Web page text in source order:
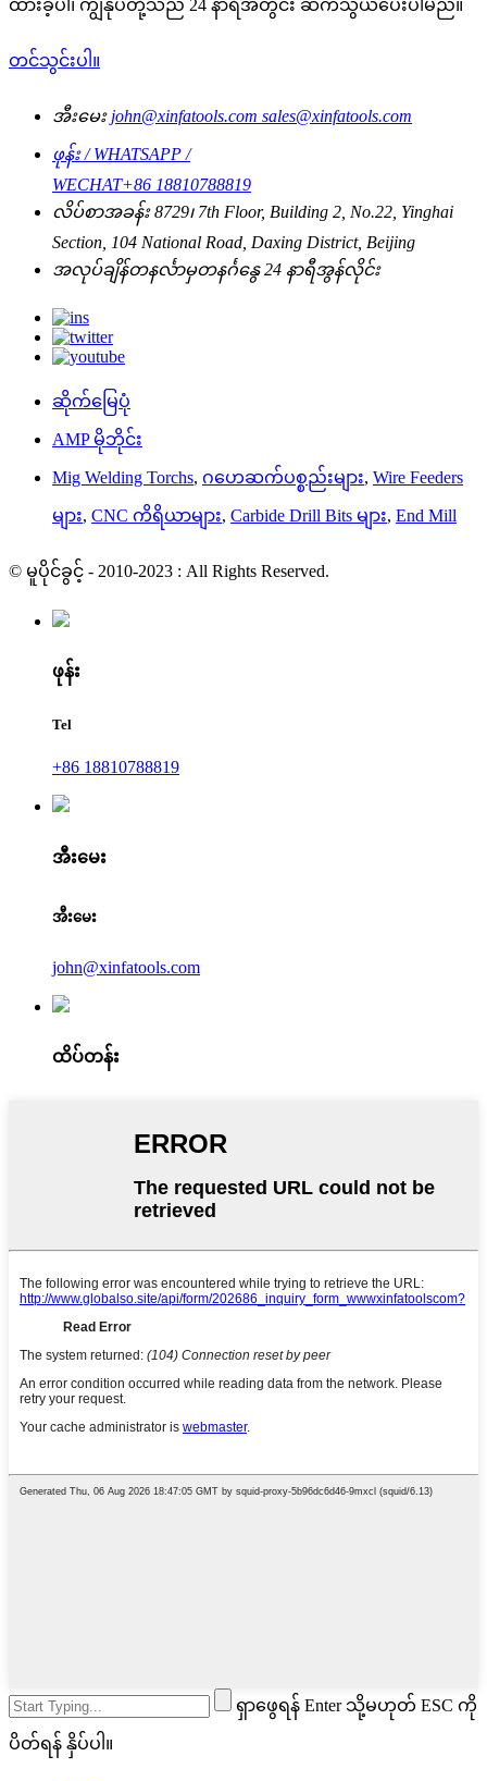
ထားခဲ့ပါ၊ ကျွန်ုပ်တို့သည် 24 နာရီအတွင်း ဆက်သွယ်ပေးပါမည်။
တင်သွင်းပါ။
အီးမေး john@xinfatools.com sales@xinfatools.com
ဖုန်း / WHATSAPP /
WECHAT+86 18810788819
လိပ်စာအခန်း 8729၊ 7th Floor, Building 2, No.22, Yinghai
Section, 104 National Road, Daxing District, Beijing
အလုပ်ချိန်တနင်္လာမှတနင်္ဂနွေ 24 နာရီအွန်လိုင်း
ဆိုက်မြေပုံ
AMP မိုဘိုင်း
Mig Welding Torchs, ဂဟေဆက်ပစ္စည်းများ, Wire Feeders
များ, CNC ကိရိယာများ, Carbide Drill Bits များ, End Mill
© မူပိုင်ခွင့် - 2010-2023 : All Rights Reserved.
ဖုန်း
Tel
+86 18810788819
အီးမေး
အီးမေး
john@xinfatools.com
ထိပ်တန်း
ရှာဖွေရန် Enter သို့မဟုတ် ESC ကို
ပိတ်ရန် နှိပ်ပါ။